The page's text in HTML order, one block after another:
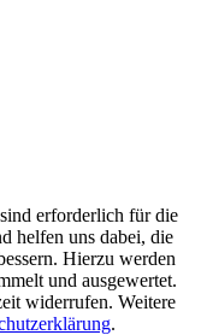
erforderlich für die
helfen uns dabei, die
Hierzu werden
und ausgewertet.
widerrufen. Weitere
.